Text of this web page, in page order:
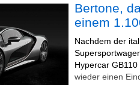
Bertone,
einem
Nachdem der
Hypercar
wieder einen